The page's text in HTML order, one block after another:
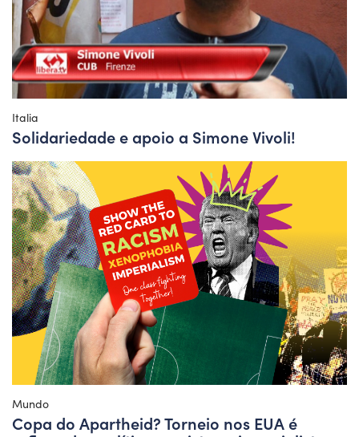
Italia
Solidariedade e apoio a Simone Vivoli!
Mundo
Copa do Apartheid? Torneio nos EUA é